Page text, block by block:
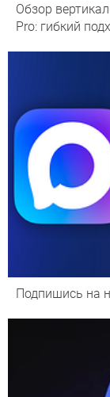
Обзор
Pro: гибкий
Подпишись на